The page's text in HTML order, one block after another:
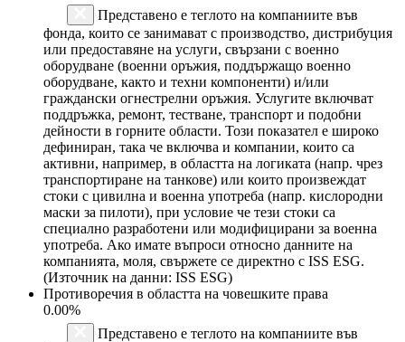
Представено е теглото на компаниите във
фонда, които се занимават с производство, дистрибуция
или предоставяне на услуги, свързани с военно
оборудване (военни оръжия, поддържащо военно
оборудване, както и техни компоненти) и/или
граждански огнестрелни оръжия. Услугите включват
поддръжка, ремонт, тестване, транспорт и подобни
дейности в горните области. Този показател е широко
дефиниран, така че включва и компании, които са
активни, например, в областта на логиката (напр. чрез
транспортиране на танкове) или които произвеждат
стоки с цивилна и военна употреба (напр. кислородни
маски за пилоти), при условие че тези стоки са
специално разработени или модифицирани за военна
употреба. Ако имате въпроси относно данните на
компанията, моля, свържете се директно с ISS ESG.
(Източник на данни: ISS ESG)
Противоречия в областта на човешките права
0.00%
Представено е теглото на компаниите във